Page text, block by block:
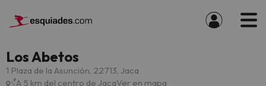
Los Abetos
1 Plaza de la Asunción, 22713, Jaca
A 5 km del centro de JacaVer en mapa